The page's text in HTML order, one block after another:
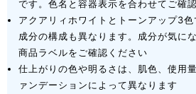
です。色名と容器表示を合わせてご確
アクアリィホワイトとトーンアップ3
成分の構成も異なります。成分が気に
商品ラベルをご確認ください
仕上がりの色や明るさは、肌色、使用
ァンデーションによって異なります